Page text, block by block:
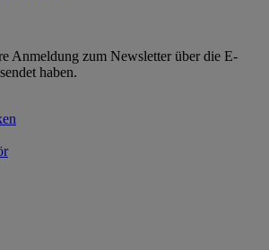
Anmeldung zum Newsletter über die E-
haben.